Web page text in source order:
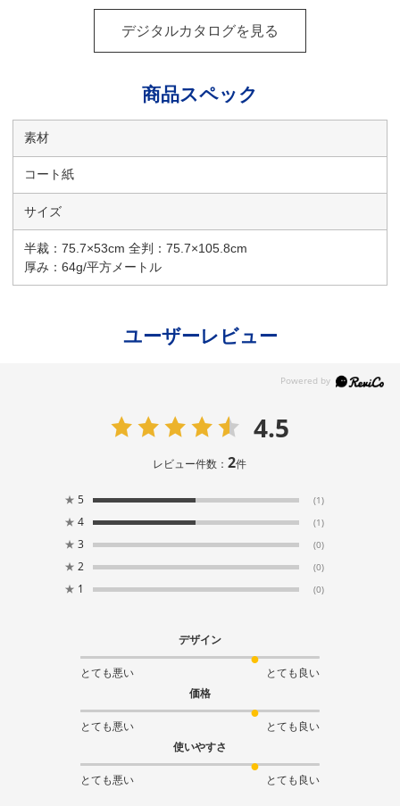
デジタルカタログを見る
商品スペック
素材
コート紙
サイズ
半裁：75.7×53cm 全判：75.7×105.8cm
厚み：64g/平方メートル
ユーザーレビュー
4.5
レビュー件数：2件
★ 5 (1)
★ 4 (1)
★ 3 (0)
★ 2 (0)
★ 1 (0)
デザイン
とても悪い
とても良い
価格
とても悪い
とても良い
使いやすさ
とても悪い とても良い